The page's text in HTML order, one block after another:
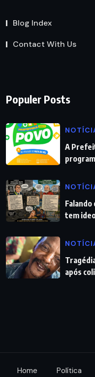
Blog Index
Contact With Us
Populer Posts
A
Falando
tem
após
Home Política